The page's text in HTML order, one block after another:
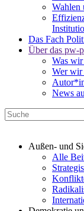
Wahlen
Das Fach
Über das pw-
Was wir
Wer wir
News
Außen- und
Alle